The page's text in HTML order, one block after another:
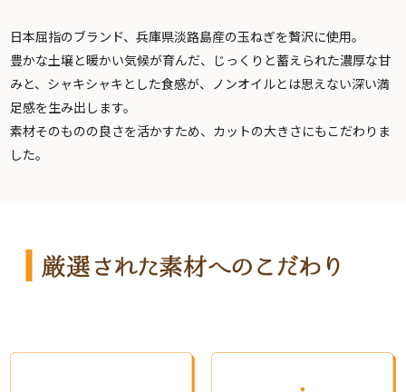
日本屈指のブランド、兵庫県淡路島産の玉ねぎを贅沢に使用。
豊かな土壌と暖かい気候が育んだ、じっくりと蓄えられた濃厚な甘
みと、シャキシャキとした食感が、ノンオイルとは思えない深い満
足感を生み出します。
素材そのものの良さを活かすため、カットの大きさにもこだわりま
した。